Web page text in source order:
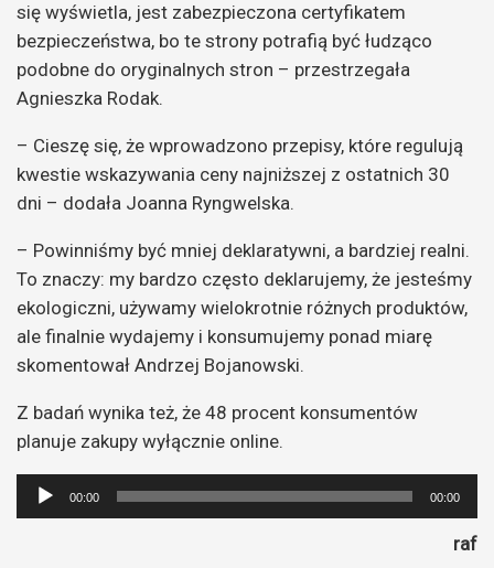
się wyświetla, jest zabezpieczona certyfikatem
bezpieczeństwa, bo te strony potrafią być łudząco
podobne do oryginalnych stron – przestrzegała
Agnieszka Rodak.
– Cieszę się, że wprowadzono przepisy, które regulują
kwestie wskazywania ceny najniższej z ostatnich 30
dni – dodała Joanna Ryngwelska.
– Powinniśmy być mniej deklaratywni, a bardziej realni.
To znaczy: my bardzo często deklarujemy, że jesteśmy
ekologiczni, używamy wielokrotnie różnych produktów,
ale finalnie wydajemy i konsumujemy ponad miarę
skomentował Andrzej Bojanowski.
Z badań wynika też, że 48 procent konsumentów
planuje zakupy wyłącznie online.
Odtwarzacz
plików
00:00 00:00
raf